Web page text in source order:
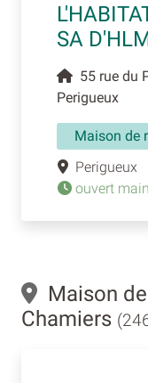
SA
55 rue du
Perigueux
Maison de
Perigueux
ouvert
Maison
Chamiers